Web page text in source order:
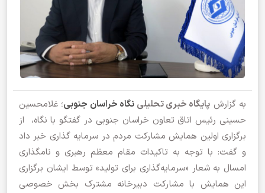
به گزارش پایگاه خبری تحلیلی نگاه خراسان جنوبی؛ غلامحسین
حسینی رئیس اتاق تعاون خراسان جنوبی در گفتگو با نگاه، از
برگزاری اولین همایش مشارکت مردم در سرمایه گذاری خبر داد
و گفت: با توجه به تاکیدات مقام معظم رهبری و نامگذاری
امسال به شعار «سرمایه‌گذاری برای تولید» توسط ایشان برگزاری
این همایش با مشارکت دبیرخانه مشترک بخش خصوصی